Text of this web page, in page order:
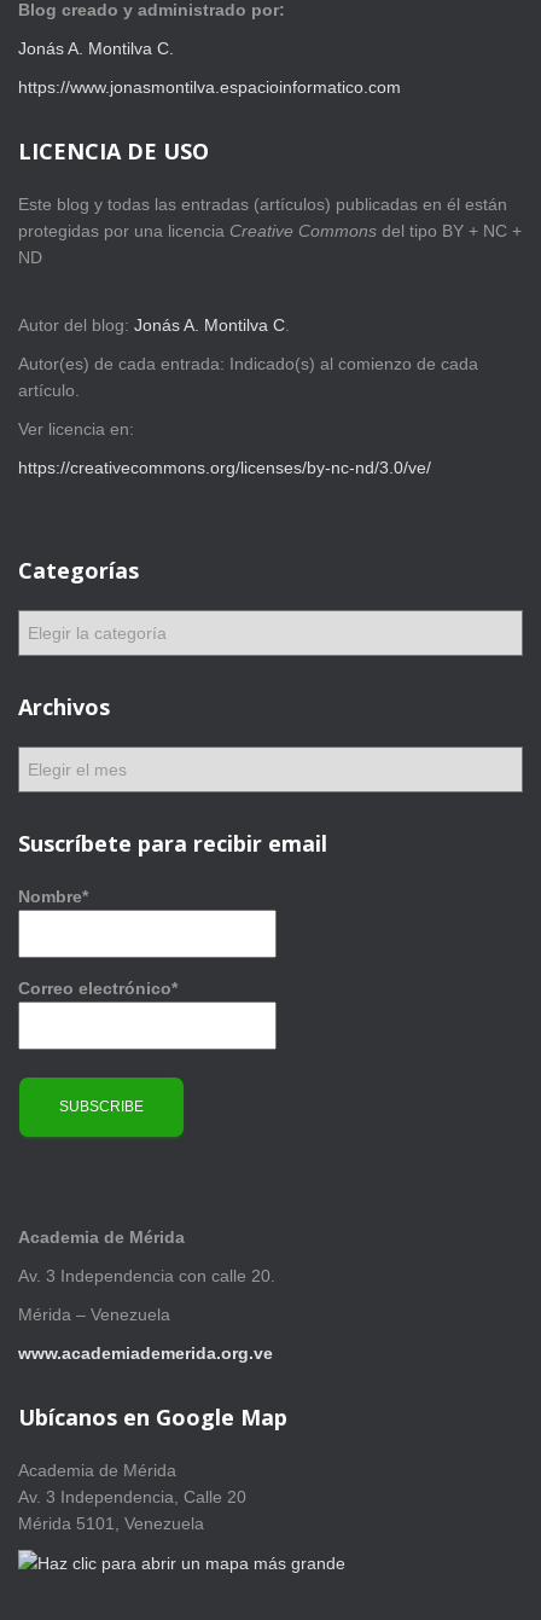
Blog creado y administrado por:
Jonás A. Montilva C.
https://www.jonasmontilva.espacioinformatico.com
LICENCIA DE USO
Este blog y todas las entradas (artículos) publicadas en él están
protegidas por una licencia Creative Commons del tipo BY + NC +
ND
Autor del blog: Jonás A. Montilva C.
Autor(es) de cada entrada: Indicado(s) al comienzo de cada
artículo.
Ver licencia en:
https://creativecommons.org/licenses/by-nc-nd/3.0/ve/
Categorías
e
a
Archivos
h
v
Suscríbete para recibir email
Nombre*
Correo electrónico*
Academia de Mérida
Av. 3 Independencia con calle 20.
Mérida – Venezuela
www.academiademerida.org.ve
Ubícanos en Google Map
Academia de Mérida
Av. 3 Independencia, Calle 20
Mérida 5101, Venezuela